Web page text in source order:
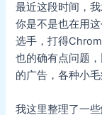
最近这段时间，
你是不是也在用
选手，打得
也的确有点问题
的广告，各种小
我这里整理了一